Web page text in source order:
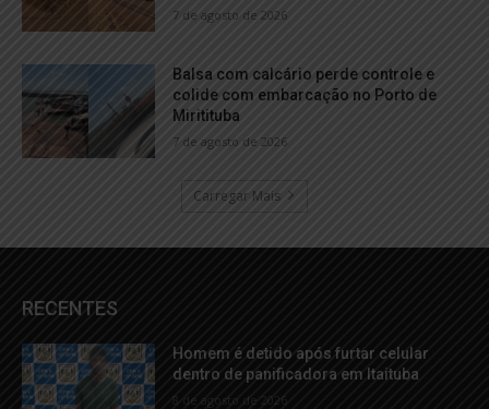
7 de agosto de 2026
Balsa com calcário perde controle e
colide com embarcação no Porto de
Miritituba
7 de agosto de 2026
Carregar Mais
RECENTES
Homem é detido após furtar celular
dentro de panificadora em Itaituba
8 de agosto de 2026